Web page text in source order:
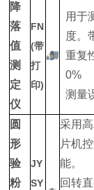
降
落
值
测
定
仪
FN
(带
打
印)
用于
度。
重复
0%
测量
圆
形
验
粉
JY
SY
采用
片机
能。
回转